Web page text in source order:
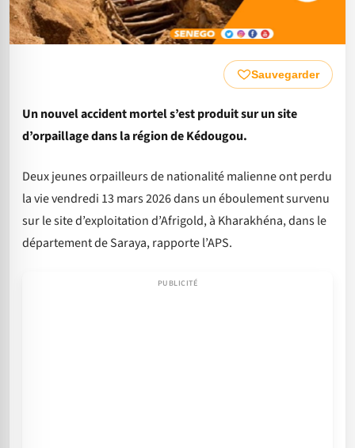
Sauvegarder
Un nouvel accident mortel s’est produit sur un site
d’orpaillage dans la région de Kédougou.
Deux jeunes orpailleurs de nationalité malienne ont perdu
la vie vendredi 13 mars 2026 dans un éboulement survenu
sur le site d’exploitation d’Afrigold, à Kharakhéna, dans le
département de Saraya, rapporte l’APS.